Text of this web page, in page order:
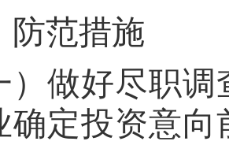
防范措施
）做好尽职
确定投资意